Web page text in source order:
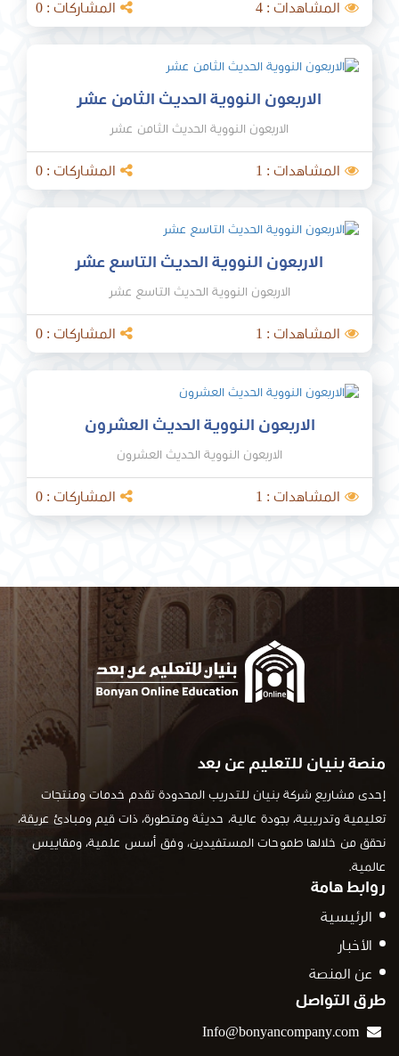
المشاهدات : 4 المشاركات : 0
الاربعون النووية الحديث الثامن عشر
الاربعون النووية الحديث الثامن عشر
المشاهدات : 1 المشاركات : 0
الاربعون النووية الحديث التاسع عشر
الاربعون النووية الحديث التاسع عشر
المشاهدات : 1 المشاركات : 0
الاربعون النووية الحديث العشرون
الاربعون النووية الحديث العشرون
المشاهدات : 1 المشاركات : 0
منصة بنيان للتعليم عن بعد
إحدى مشاريع شركة بنيان للتدريب المحدودة تقدم خدمات ومنتجات
تعليمية وتدريبية، بجودة عالية، حديثة ومتطورة، ذات قيم ومبادئ عريقة،
نحقق من خلالها طموحات المستفيدين، وفق أسس علمية، ومقاييس
عالمية.
روابط هامة
الرئيسية
الأخبار
عن المنصة
طرق التواصل